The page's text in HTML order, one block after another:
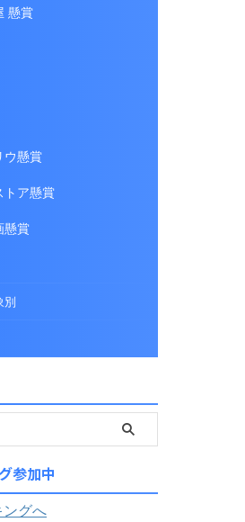
懸賞
ウ懸賞
トア懸賞
懸賞
別
参加中
ングへ